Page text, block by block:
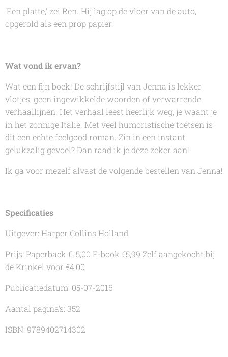
'Een platte,' zei Ren. Hij lag op de vloer van de auto,
opgerold als een prop papier.
Wat vond ik ervan?
Wat een fijn boek! De schrijfstijl van Jenna is lekker
vlotjes, geen ingewikkelde woorden of verwarrende
verhaallijnen. Het verhaal leest heerlijk weg, je waant je
in het zonnige Italië. Met veel humoristische toetsen is
dit een echte feelgood roman. Zin in een instant
gelukzalig gevoel? Dan raad ik je deze zeker aan!
Ik ga voor mezelf alvast de volgende bestellen van Jenna!
Specificaties
Uitgever: Harper Collins Holland
Prijs: Paperback €15,00 E-book €5,99 Zelf aangekocht bij
de Krinkel voor €4,00
Publicatiedatum: 05-07-2016
Aantal pagina's: 352
ISBN: 9789402714302